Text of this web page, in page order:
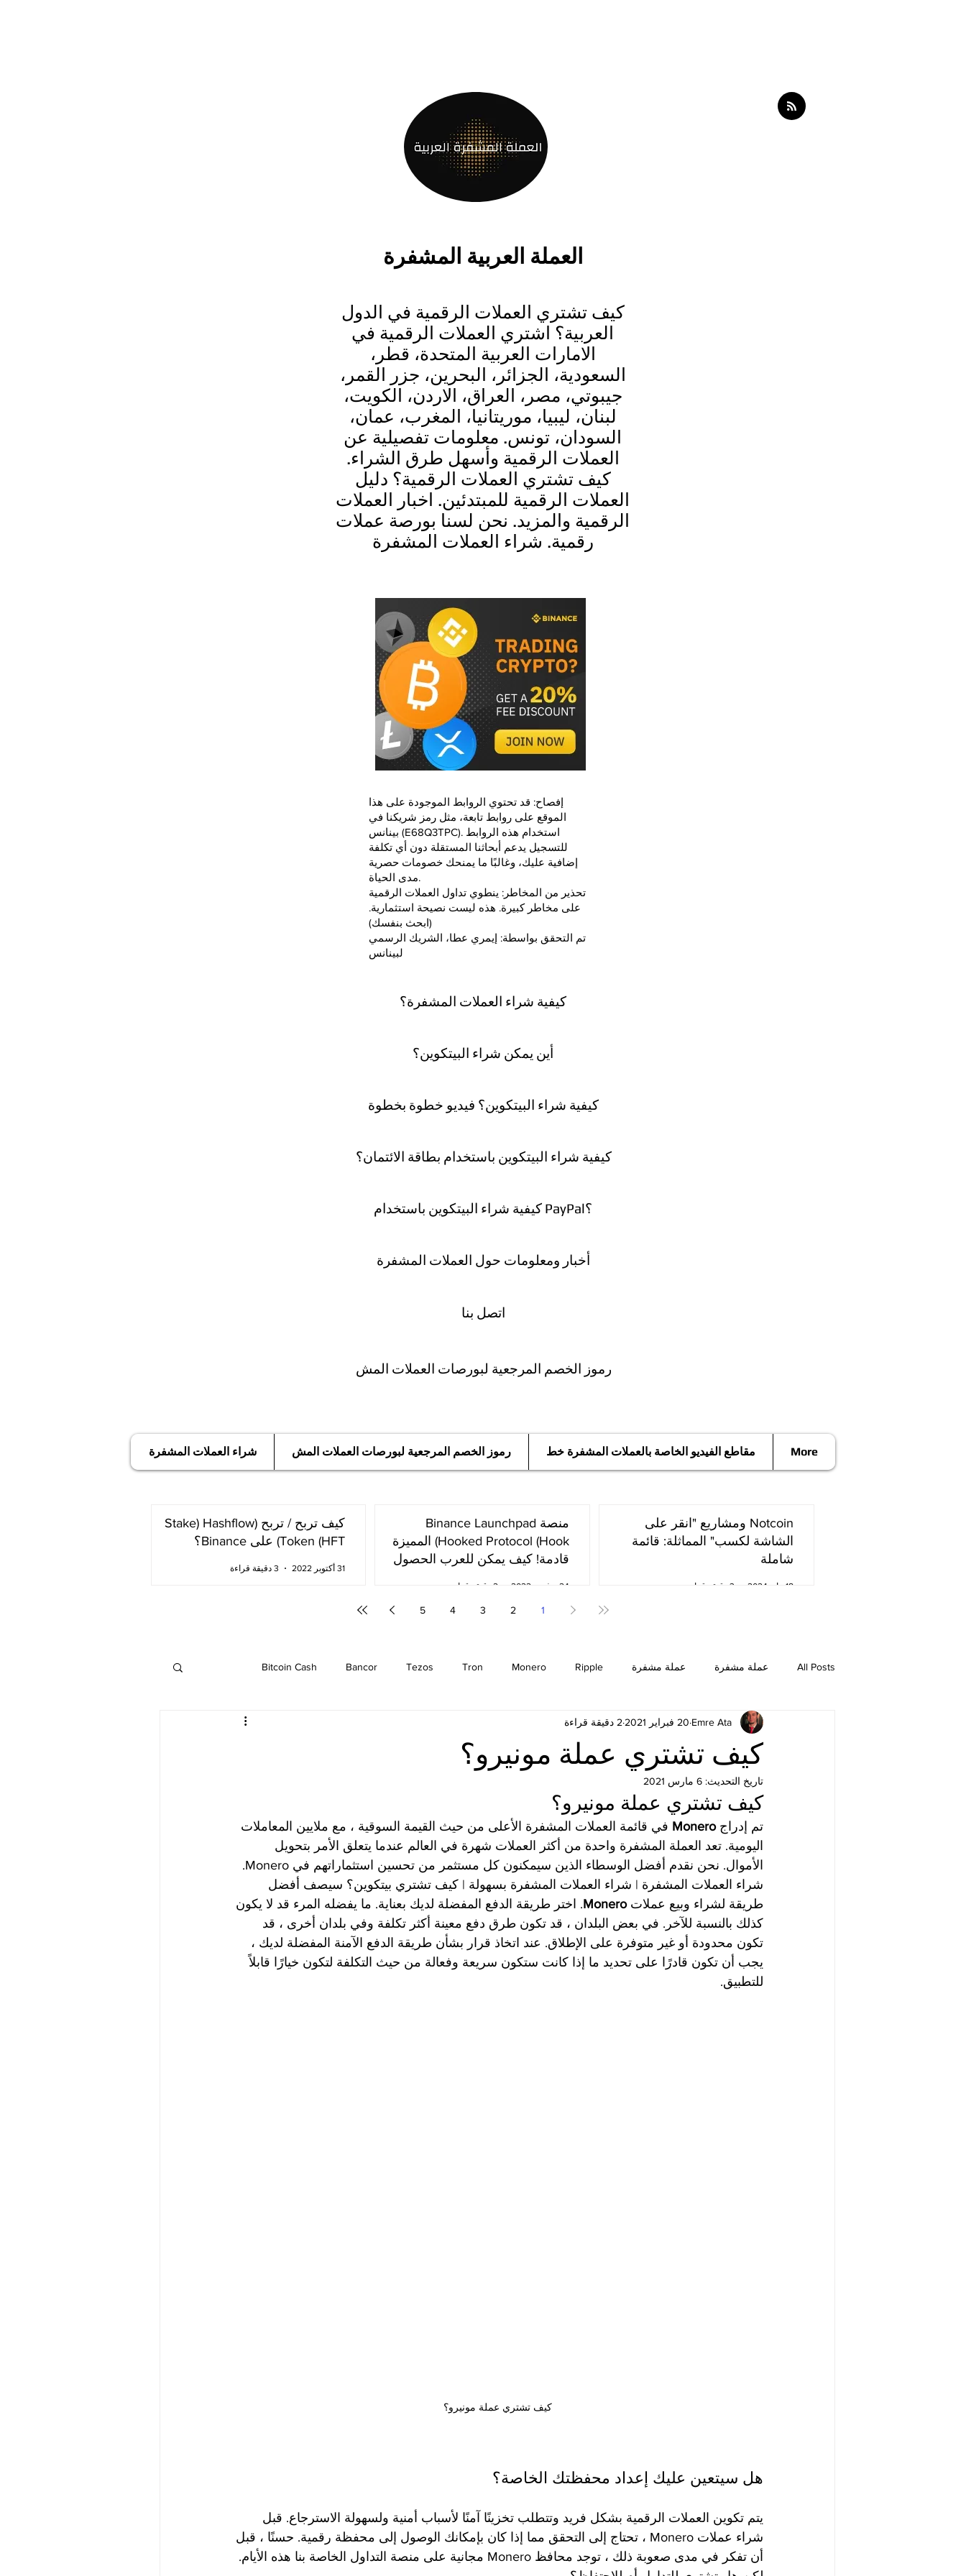
العملة العربية المشفرة
كيف تشتري العملات الرقمية في الدول
العربية؟ اشتري العملات الرقمية في
الامارات العربية المتحدة، قطر،
السعودية، الجزائر، البحرين، جزر القمر،
جيبوتي، مصر، العراق، الاردن، الكويت،
لبنان، ليبيا، موريتانيا، المغرب، عمان،
السودان، تونس. معلومات تفصيلية عن
العملات الرقمية وأسهل طرق الشراء.
كيف تشتري العملات الرقمية؟ دليل
العملات الرقمية للمبتدئين. اخبار العملات
الرقمية والمزيد. نحن لسنا بورصة عملات
رقمية. شراء العملات المشفرة
إفصاح: قد تحتوي الروابط الموجودة على هذا
الموقع على روابط تابعة، مثل رمز شريكنا في
بينانس (E68Q3TPC). استخدام هذه الروابط
للتسجيل يدعم أبحاثنا المستقلة دون أي تكلفة
إضافية عليك، وغالبًا ما يمنحك خصومات حصرية
مدى الحياة.
تحذير من المخاطر: ينطوي تداول العملات الرقمية
على مخاطر كبيرة. هذه ليست نصيحة استثمارية.
(ابحث بنفسك)
تم التحقق بواسطة: إيمري عطا، الشريك الرسمي
لبينانس
كيفية شراء العملات المشفرة؟
أين يمكن شراء البيتكوين؟
كيفية شراء البيتكوين؟ فيديو خطوة بخطوة
كيفية شراء البيتكوين باستخدام بطاقة الائتمان؟
كيفية شراء البيتكوين باستخدام PayPal؟
أخبار ومعلومات حول العملات المشفرة
اتصل بنا
رموز الخصم المرجعية لبورصات العملات المش
شراء العملات المشفرة رموز الخصم المرجعية لبورصات العملات المش مقاطع الفيديو الخاصة بالعملات المشفرة خط More
Notcoin ومشاريع "انقر على
الشاشة لكسب" المماثلة: قائمة
شاملة
18 مايو 2024 3 دقيقة قراءة
منصة Binance Launchpad
Hooked Protocol (Hook) المميزة
قادمة! كيف يمكن للعرب الحصول
24 نوفمبر 2022 2 دقيقة قراءة
كيف تربح / تربح (Stake) Hashflow
Token (HFT) على Binance؟
31 أكتوبر 2022 3 دقيقة قراءة
1
2
3
4
5
All Posts عملة مشفرة عملة مشفرة Ripple
Monero
Tron
Tezos
Bancor
Bitcoin Cash
Dogecoin
NEO
Zilliqa
IOTA
Bitcoin SV
Ethereum Classic
كيف تشتري عملة مونيرو؟
Emre Ata 20 فبراير 2021 2 دقيقة قراءة
تاريخ التحديث: 6 مارس 2021
كيف تشتري عملة مونيرو؟
تم إدراج Monero في قائمة العملات المشفرة الأعلى من حيث القيمة السوقية ، مع ملايين المعاملات
اليومية. تعد العملة المشفرة واحدة من أكثر العملات شهرة في العالم عندما يتعلق الأمر بتحويل
الأموال. نحن نقدم أفضل الوسطاء الذين سيمكنون كل مستثمر من تحسين استثماراتهم في Monero.
شراء العملات المشفرة | شراء العملات المشفرة بسهولة | كيف تشتري بيتكوين؟ سيصف أفضل
طريقة لشراء وبيع عملات Monero. اختر طريقة الدفع المفضلة لديك بعناية. ما يفضله المرء قد لا يكون
كذلك بالنسبة للآخر. في بعض البلدان ، قد تكون طرق دفع معينة أكثر تكلفة وفي بلدان أخرى ، قد
تكون محدودة أو غير متوفرة على الإطلاق. عند اتخاذ قرار بشأن طريقة الدفع الآمنة المفضلة لديك ،
يجب أن تكون قادرًا على تحديد ما إذا كانت ستكون سريعة وفعالة من حيث التكلفة لتكون خيارًا قابلاً
للتطبيق.
كيف تشتري عملة مونيرو؟
هل سيتعين عليك إعداد محفظتك الخاصة؟
يتم تكوين العملات الرقمية بشكل فريد وتتطلب تخزينًا آمنًا لأسباب أمنية ولسهولة الاسترجاع. قبل
شراء عملات Monero ، تحتاج إلى التحقق مما إذا كان بإمكانك الوصول إلى محفظة رقمية. حسنًا ، قبل
أن تفكر في مدى صعوبة ذلك ، توجد محافظ Monero مجانية على منصة التداول الخاصة بنا هذه الأيام.